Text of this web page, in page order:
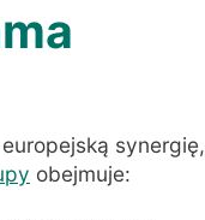
synergię,
obejmuje: